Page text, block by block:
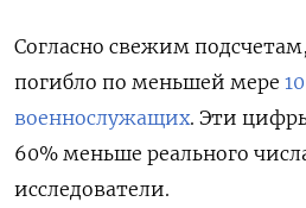
Согласно свежим
погибло по меньшей мере
военнослужащих. Эти
60% меньше реального
исследователи.